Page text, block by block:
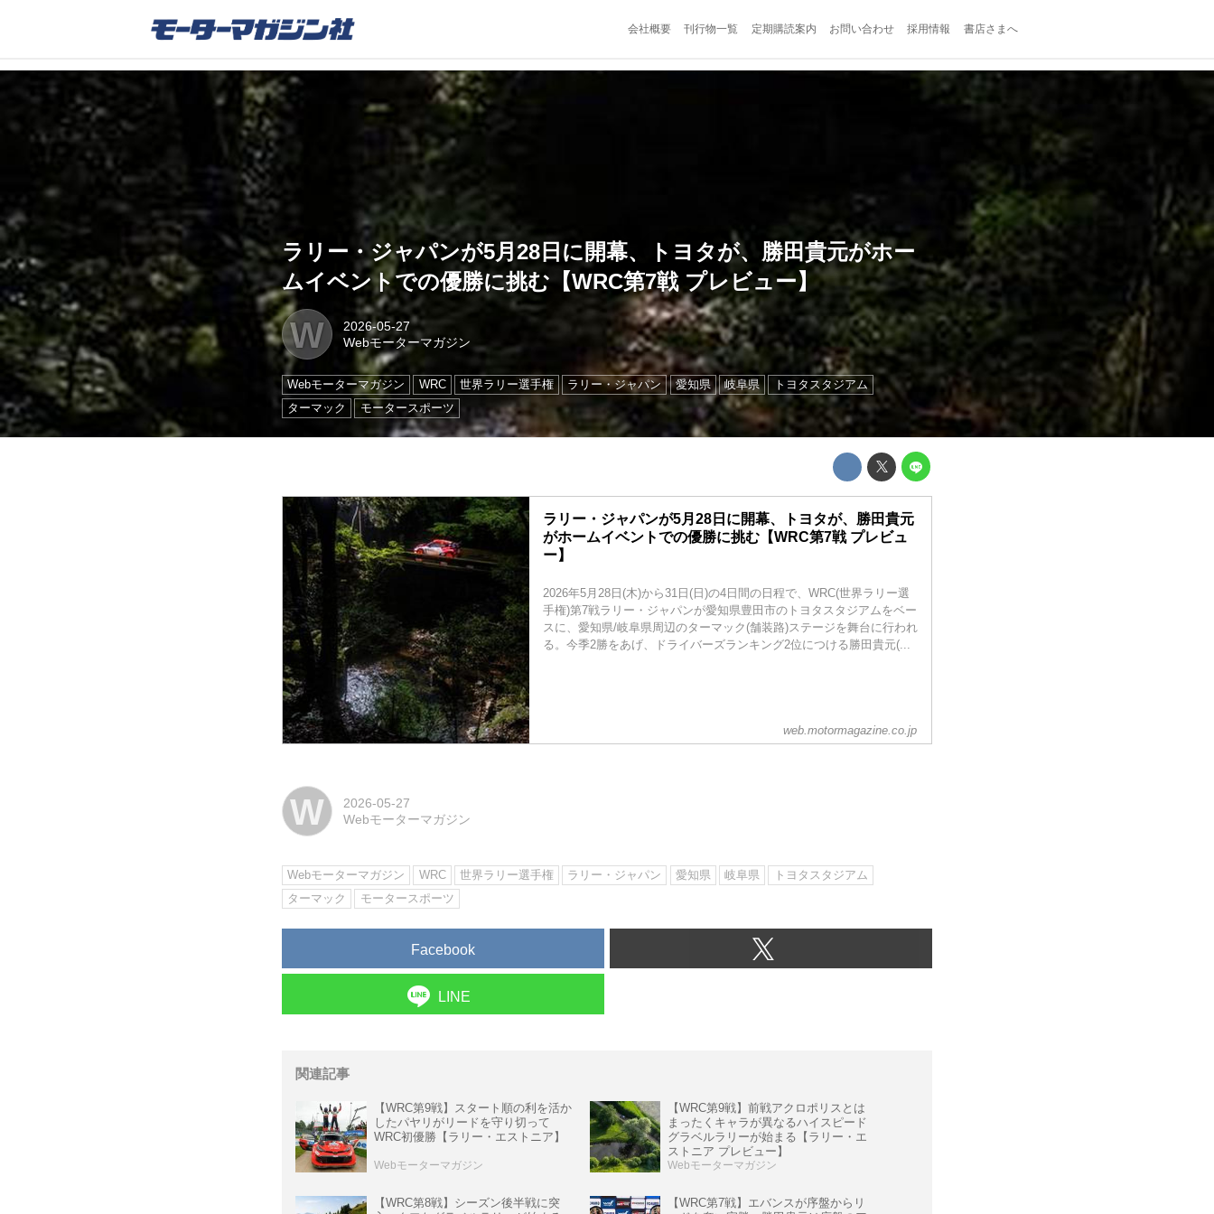
会社概要 刊行物一覧 定期購読案内 お問い合わせ 採用情報 書店さまへ
ラリー・ジャパンが5月28日に開幕、トヨタが、勝田貴元がホー
ムイベントでの優勝に挑む【WRC第7戦 プレビュー】
W
2026-05-27
Webモーターマガジン
Webモーターマガジン WRC 世界ラリー選手権 ラリー・ジャパン 愛知県 岐阜県
トヨタスタジアム
ターマック
モータースポーツ
ラリー・ジャパンが5月28日に開幕、トヨタが、勝田貴元
がホームイベントでの優勝に挑む【WRC第7戦 プレビュ
ー】
2026年5月28日(木)から31日(日)の4日間の日程で、WRC(世界ラリー選
手権)第7戦ラリー・ジャパンが愛知県豊田市のトヨタスタジアムをベー
スに、愛知県/岐阜県周辺のターマック(舗装路)ステージを舞台に行われ
る。今季2勝をあげ、ドライバーズランキング2位につける勝田貴元(...
web.motormagazine.co.jp
W
2026-05-27
Webモーターマガジン
Webモーターマガジン WRC 世界ラリー選手権 ラリー・ジャパン 愛知県 岐阜県
トヨタスタジアム
ターマック
モータースポーツ
Facebook
LINE
関連記事
【WRC第9戦】スタート順の利を活か
したパヤリがリードを守り切って
WRC初優勝【ラリー・エストニア】
Webモーターマガジン
【WRC第9戦】前戦アクロポリスとは
まったくキャラが異なるハイスピード
グラベルラリーが始まる【ラリー・エ
ストニア プレビュー】
Webモーターマガジン
【WRC第8戦】シーズン後半戦に突
【WRC第7戦】エバンスが序盤からリ